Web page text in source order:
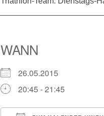
WANN
26.05.2015
20:45 - 21:45